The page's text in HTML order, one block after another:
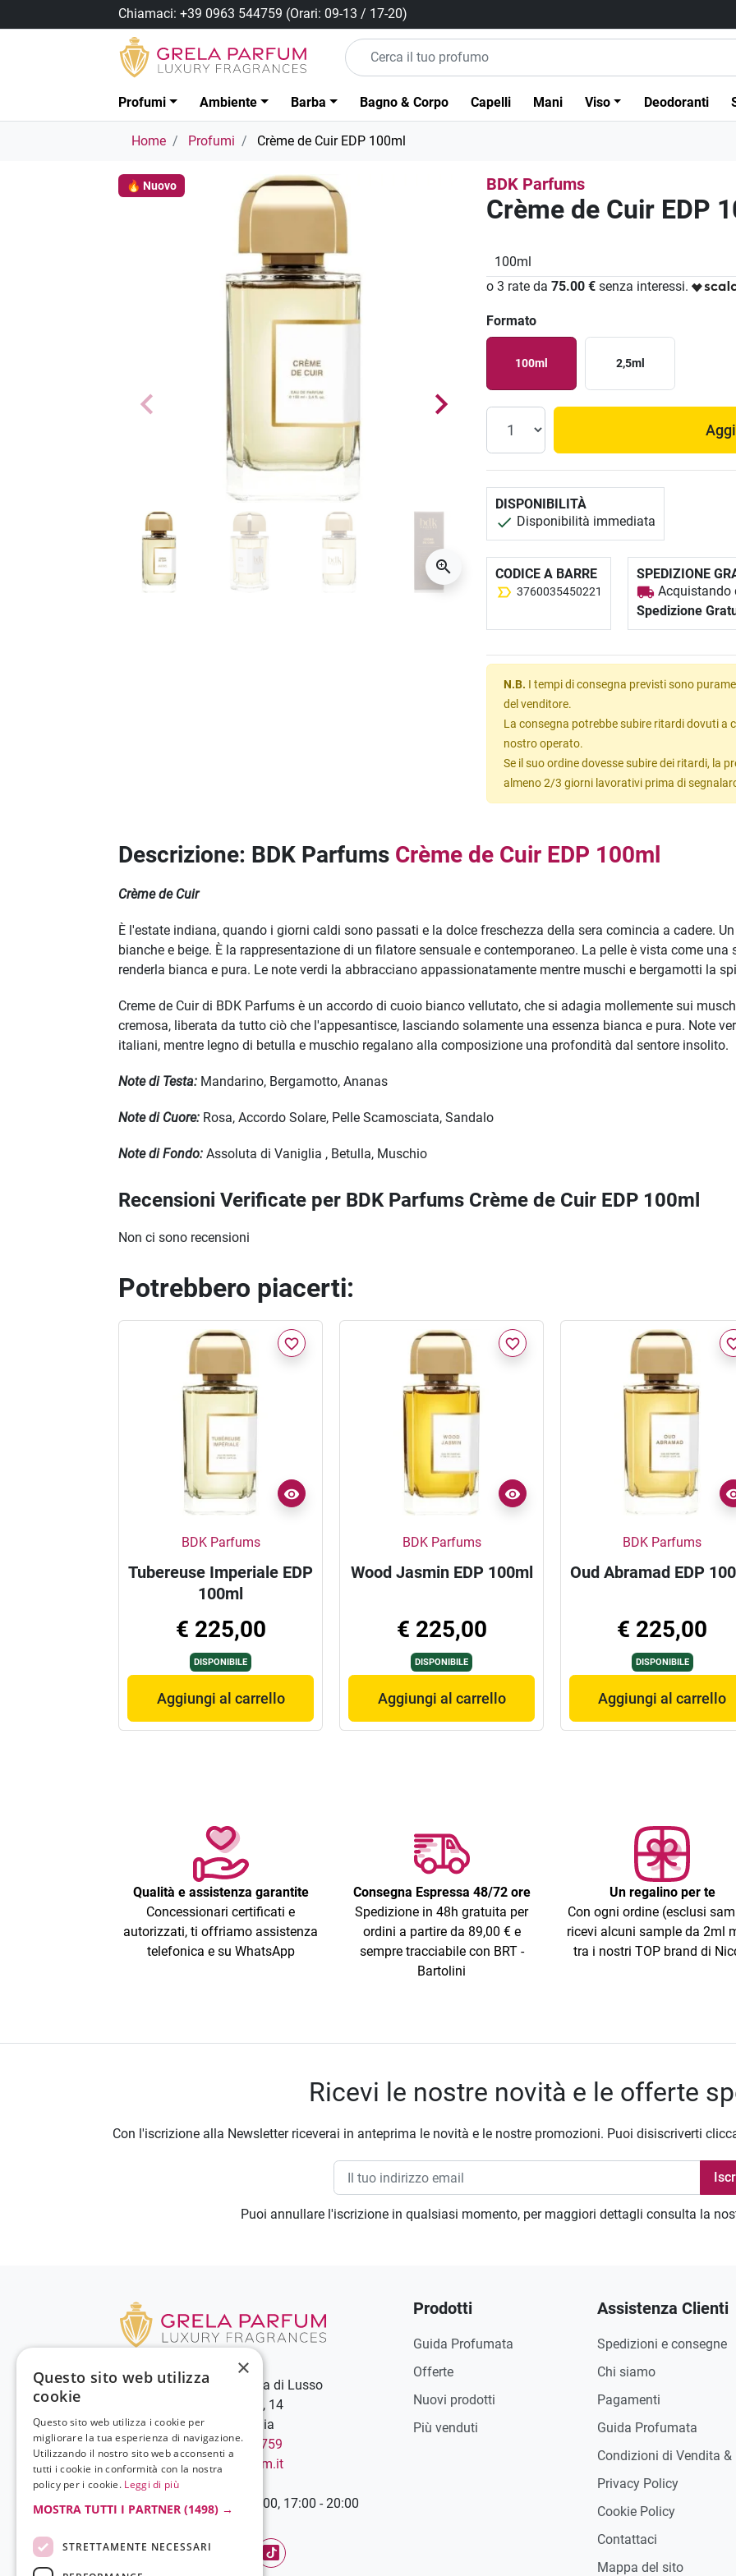
Chiamaci:+39 0963 544759 (Orari: 09-13 / 17-20)
Profumi Ambiente Barba Bagno & Corpo Capelli Mani Viso Deodoranti
Home Profumi Crème de Cuir EDP 100ml
🔥 Nuovo BDK Parfums
Crème de Cuir EDP
100ml
o 3 rate da75.00 € senza interessi.
Formato
100ml 2,5ml
DISPONIBILITÀ
Disponibilità immediata
CODICE A BARRE
3760035450221
SPEDIZIONE
Acquistando
Spedizione
N.B. I tempi di consegna previsti sono
del venditore.
La consegna potrebbe subire ritardi dovuti a
nostro operato.
Se il suo ordine dovesse subire dei ritardi, la
almeno 2/3 giorni lavorativi prima di
Descrizione: BDK Parfums Crème de Cuir EDP 100ml
Crème de Cuir
È l'estate indiana, quando i giorni caldi sono passati e la dolce freschezza della sera comincia a cadere.
bianche e beige. È la rappresentazione di un filatore sensuale e contemporaneo. La pelle è vista come
renderla bianca e pura. Le note verdi la abbracciano appassionatamente mentre muschi e bergamotti la
Creme de Cuir di BDK Parfums è un accordo di cuoio bianco vellutato, che si adagia mollemente sui
cremosa, liberata da tutto ciò che l'appesantisce, lasciando solamente una essenza bianca e pura. Note
italiani, mentre legno di betulla e muschio regalano alla composizione una profondità dal sentore insolito.
Note di Testa: Mandarino, Bergamotto, Ananas
Note di Cuore: Rosa, Accordo Solare, Pelle Scamosciata, Sandalo
Note di Fondo: Assoluta di Vaniglia , Betulla, Muschio
Recensioni Verificate per BDK Parfums Crème de Cuir EDP 100ml
Non ci sono recensioni
Potrebbero piacerti:
favorite_border
BDK Parfums
Tubereuse Imperiale EDP
100ml
€ 225,00
DISPONIBILE
Aggiungi al carrello
favorite_border
BDK Parfums
Wood Jasmin EDP 100ml
€ 225,00
DISPONIBILE
Aggiungi al carrello
BDK Parfums
Oud Abramad EDP
€ 225,00
DISPONIBILE
Aggiungi al carrello
Qualità e assistenza garantite
Concessionari certificati e
autorizzati, ti offriamo assistenza
telefonica e su WhatsApp
Consegna Espressa 48/72 ore
Spedizione in 48h gratuita per
ordini a partire da 89,00 € e
sempre tracciabile con BRT -
Bartolini
Un regalino per te
Con ogni ordine (esclusi
ricevi alcuni sample da 2ml
tra i nostri TOP brand di
Ricevi le nostre novità e le offerte
Con l'iscrizione alla Newsletter riceverai in anteprima le novità e le nostre promozioni. Puoi disiscriverti
Puoi annullare l'iscrizione in qualsiasi momento, per maggiori dettagli consulta la
Grela Parfum - Profumeria di Lusso
C.so Vittorio Emanuele III, 14
89900 Vibo Valentia - Italia
Chiamaci: +39 0963 544759
Scrivici:info@grelaparfum.it
Orari
Lunedì-Sabato: 9:00 - 13:00, 17:00 - 20:00
Prodotti
Guida Profumata
Offerte
Nuovi prodotti
Più venduti
Assistenza Clienti
Spedizioni e consegne
Chi siamo
Pagamenti
Guida Profumata
Condizioni di Vendita &
Privacy Policy
Cookie Policy
Contattaci
Mappa del sito
×
Questo sito web utilizza
cookie
Questo sito web utilizza i cookie per
migliorare la tua esperienza di navigazione.
Utilizzando il nostro sito web acconsenti a
tutti i cookie in conformità con la nostra
policy per i cookie. Leggi di più
MOSTRA TUTTI I PARTNER (1498) →
STRETTAMENTE NECESSARI